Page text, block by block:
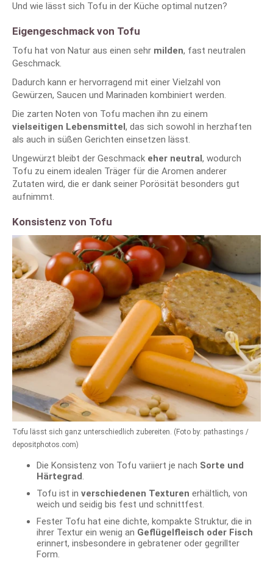
Und wie lässt sich Tofu in der Küche optimal nutzen?
Eigengeschmack von Tofu
Tofu hat von Natur aus einen sehr milden, fast neutralen
Geschmack.
Dadurch kann er hervorragend mit einer Vielzahl von
Gewürzen, Saucen und Marinaden kombiniert werden.
Die zarten Noten von Tofu machen ihn zu einem
vielseitigen Lebensmittel , das sich sowohl in herzhaften
als auch in süßen Gerichten einsetzen lässt.
Ungewürzt bleibt der Geschmack eher neutral , wodurch
Tofu zu einem idealen Träger für die Aromen anderer
Zutaten wird, die er dank seiner Porösität besonders gut
aufnimmt.
Konsistenz von Tofu
Tofu lässt sich ganz unterschiedlich zubereiten. (Foto by: pathastings /
depositphotos.com)
Die Konsistenz von Tofu variiert je nach Sorte und
Härtegrad .
Tofu ist in verschiedenen Texturen erhältlich, von
weich und seidig bis fest und schnittfest.
Fester Tofu hat eine dichte, kompakte Struktur, die in
ihrer Textur ein wenig an Geflügelfleisch oder Fisch
erinnert, insbesondere in gebratener oder gegrillter
Form.